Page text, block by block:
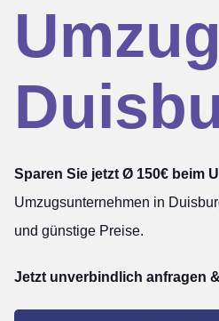
Umzug
Sparen Sie jetzt Ø 150€ beim
Umzugsunternehmen in
und günstige Preise.
Jetzt unverbindlich anfragen